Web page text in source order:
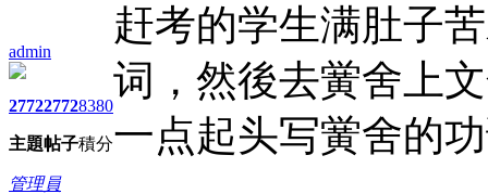
admin
2772
主題
2772
帖子
8380
積分
管理員
赶考的学生满肚子
词，然後去黉舍上
一点起头写黉舍的